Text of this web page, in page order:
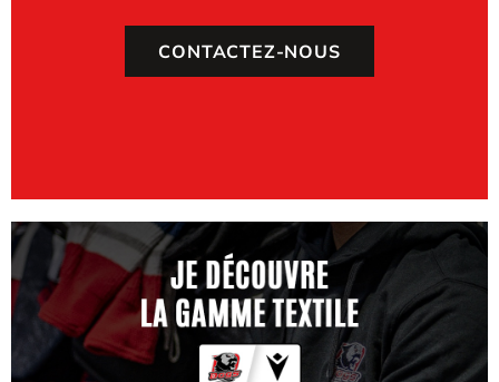
CONTACTEZ-NOUS